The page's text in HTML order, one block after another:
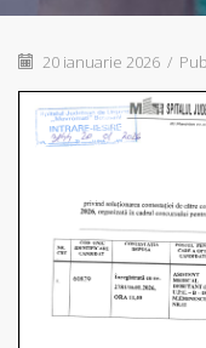
20 ianuarie 2026 /